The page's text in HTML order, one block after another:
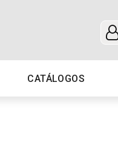
CATÁLOGOS